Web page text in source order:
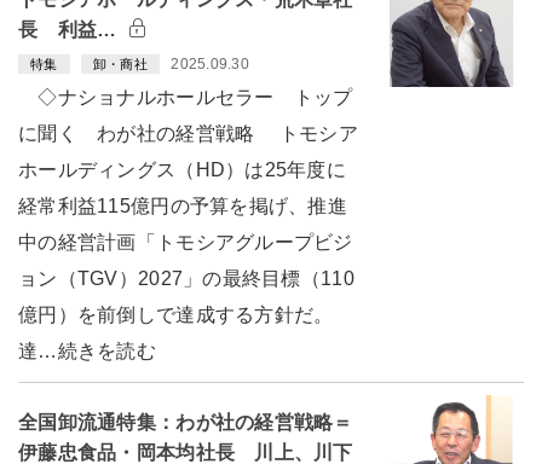
長 利益…
特集 卸・商社 2025.09.30
◇ナショナルホールセラー トップ
に聞く わが社の経営戦略 トモシア
ホールディングス（HD）は25年度に
経常利益115億円の予算を掲げ、推進
中の経営計画「トモシアグループビジ
ョン（TGV）2027」の最終目標（110
億円）を前倒しで達成する方針だ。
達…続きを読む
全国卸流通特集：わが社の経営戦略＝
伊藤忠食品・岡本均社長 川上、川下